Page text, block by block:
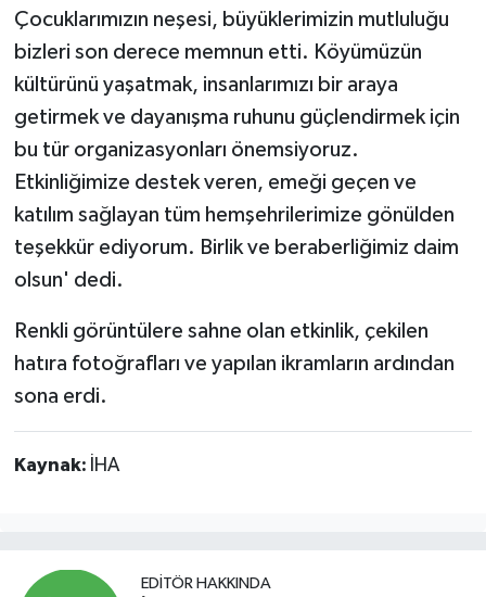
Çocuklarımızın neşesi, büyüklerimizin mutluluğu
bizleri son derece memnun etti. Köyümüzün
kültürünü yaşatmak, insanlarımızı bir araya
getirmek ve dayanışma ruhunu güçlendirmek için
bu tür organizasyonları önemsiyoruz.
Etkinliğimize destek veren, emeği geçen ve
katılım sağlayan tüm hemşehrilerimize gönülden
teşekkür ediyorum. Birlik ve beraberliğimiz daim
olsun' dedi.
Renkli görüntülere sahne olan etkinlik, çekilen
hatıra fotoğrafları ve yapılan ikramların ardından
sona erdi.
Kaynak: İHA
EDITÖR HAKKINDA